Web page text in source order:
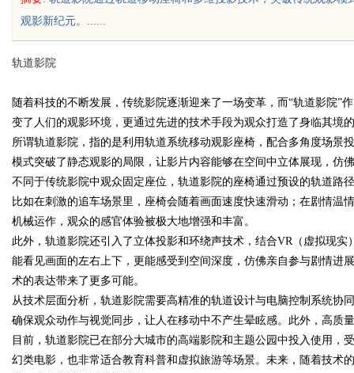
uz
!
观影新纪元。......
轨道影院
随着科技的不断发展，传统影院逐渐迎来了一场变革，而“轨道影院”
变了人们的观影环境，更通过先进的技术手段为观众打造了身临其境
所谓轨道影院，指的是利用轨道系统移动观影座椅，配合多角度场景
模式突破了静态观影的局限，让影片内容能够在空间中立体展现，仿
不同于传统影院中观众固定座位，轨道影院的座椅通过预设的轨道路
比如在刺激的追车场景里，座椅会随着画面速度快速滑动；在剧情温
机械运作，观众的感官体验被极大地增强和丰富。
此外，轨道影院还引入了立体投影和环绕声技术，结合VR（虚拟现
能看见画面的左右上下，更能感受到空间深度，仿佛亲自参与剧情进
术的表达带来了更多可能。
从技术层面分析，轨道影院需要高精准的轨道设计与电脑控制系统协
确保观众动作与视觉同步，让人在移动中不产生晕眩感。此外，高质
目前，轨道影院已在部分大城市的高端影院和主题公园中投入使用
幻类电影，也非常适合教育科普和虚拟旅游等场景。未来，随着技术
眼镜 上海配眼镜